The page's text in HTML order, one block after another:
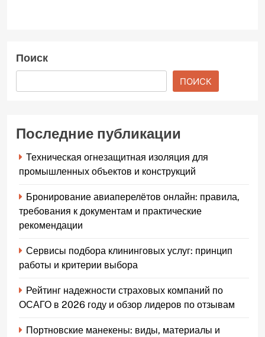
Поиск
ПОИСК
Последние публикации
Техническая огнезащитная изоляция для
промышленных объектов и конструкций
Бронирование авиаперелётов онлайн: правила,
требования к документам и практические
рекомендации
Сервисы подбора клининговых услуг: принцип
работы и критерии выбора
Рейтинг надежности страховых компаний по
ОСАГО в 2026 году и обзор лидеров по отзывам
Портновские манекены: виды, материалы и